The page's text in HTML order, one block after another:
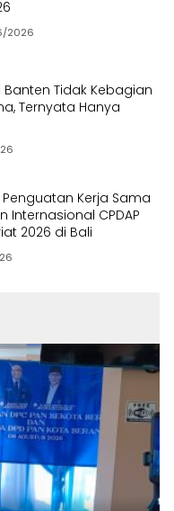
2026
Tidak Kebagian
Ternyata Hanya
Kerja Sama
Internasional CPDAP
2026 di Bali